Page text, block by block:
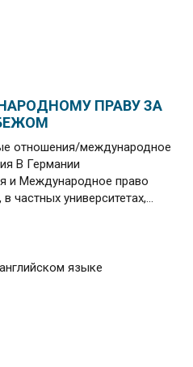
ПРАВУ ЗА
отношения/международное
В Германии
и Международное право
частных университетах,...